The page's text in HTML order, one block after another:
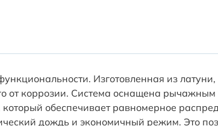
Изготовленная из
коррозии. Система оснащена рычажным
который обеспечивает равномерное
дождь и экономичный режим. Это